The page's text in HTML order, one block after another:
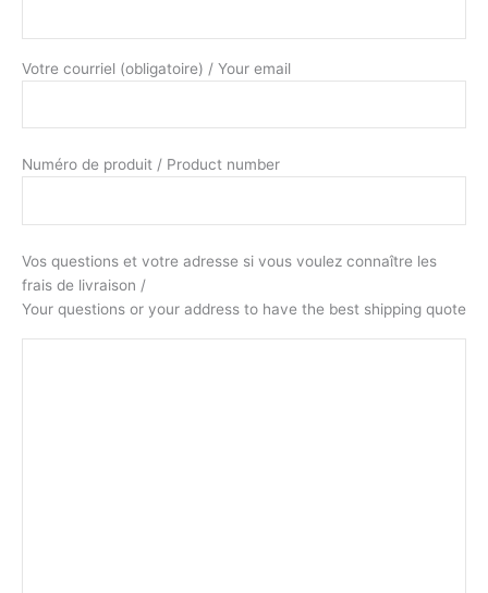
Votre courriel (obligatoire) / Your email
Numéro de produit / Product number
Vos questions et votre adresse si vous voulez connaître les
frais de livraison /
Your questions or your address to have the best shipping quote